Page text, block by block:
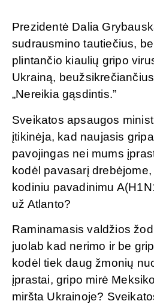
Prezidentė Dalia
sudrausmino tautiečius,
plintančio kiaulių gripo
Ukrainą,
„Nereikia gąsdintis.”
Sveikatos apsaugos
įtikinėja, kad naujasis
pavojingas nei mums
kodėl pavasarį
kodiniu pavadinimu
už Atlanto?
Raminamasis valdžios
juolab kad nerimo ir be
kodėl tiek daug žmonių
įprastai, gripo mirė
miršta Ukrainoje?